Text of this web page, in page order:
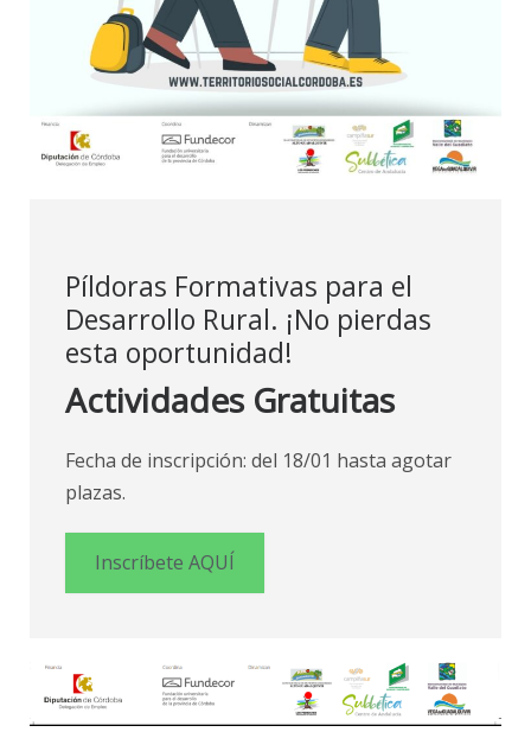
Píldoras Formativas para el
Desarrollo Rural. ¡No pierdas
esta oportunidad!
Actividades Gratuitas
Fecha de inscripción: del 18/01 hasta agotar
plazas.
Inscríbete AQUÍ